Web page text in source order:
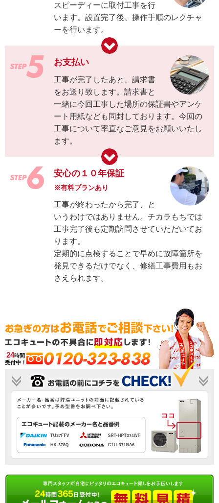
スピーディーに取付工事を行
います。設置完了後、操作手順のレクチャ
ーを行います。
お支払い
工事が完了したあと、請求書
をお送り致します。請求書と
一緒に今回工事した場所の保証書やアンケ
ート用紙なども同封しております。今回の
工事について率直なご意見をお願いいたし
ます。
安心の１０年保証
※有料プランあり
工事が終わったから完了、と
いうわけではありません。チカラもちでは
工事完了後も定期訪問させていただいてお
ります。
定期的に点検することで早めに故障箇所を
発見できるだけでなく、修繕工事費用もお
さえられます。
24時間
受付中！
0120-323-838